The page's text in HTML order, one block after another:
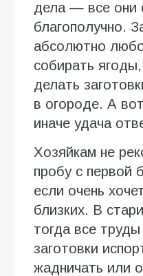
дела — все они
благополучно.
абсолютно
собирать
делать
в огороде. А
иначе удача
Хозяйкам не
пробу с первой
если очень
близких. В
тогда все
заготовки
жадничать или